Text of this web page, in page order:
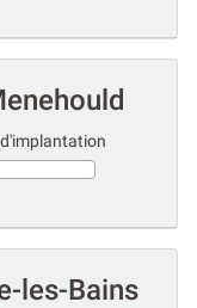
les-Bains